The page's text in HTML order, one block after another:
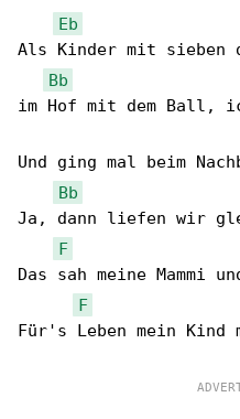
Eb
Als Kinder mit
Bb
im Hof mit dem Ball,
Und ging mal beim
Bb
Ja, dann liefen wir
F
Das sah meine Mammi
F
Für's Leben mein Kind